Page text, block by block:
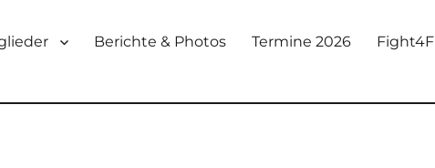
Berichte & Photos Termine 2026